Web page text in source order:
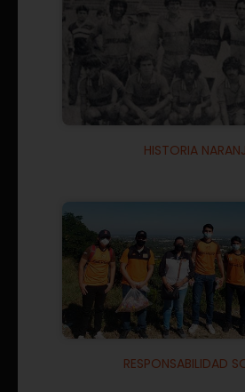
HISTORIA
RESPONSABILIDAD